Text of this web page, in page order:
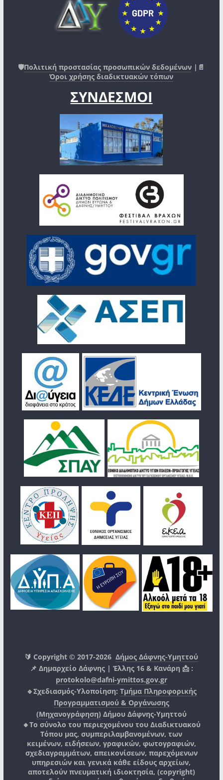
🛡️Πολιτική προστασίας προσωπικών δεδομένων |📄
Όροι χρήσης διαδικτυακών τόπων
ΣΥΝΔΕΣΜΟΙ
🔰 Copyright © 2017-2026Δήμος Δάφνης-Υμηττού
📌 Δημαρχείο Δάφνης | Έλλης 16 & Κανάρη 📩 :
protokolo@dafni-ymittos.gov.gr
🔹Σχεδιασμός-Υλοποίηση: Τμήμα Πληροφορικής
Προγραμματισμού & Οργάνωσης
(Μηχανογράφηση) Δήμου Δάφνης-Υμηττού
🔸Το σύνολο του περιεχομένου του Διαδικτυακού
Τόπου μας, συμπεριλαμβανομένων, των
κειμένων, ειδήσεων, γραφικών, φωτογραφιών,
σχεδιαγραμμάτων, απεικονίσεων, παρεχόμενων
υπηρεσιών και γενικά κάθε είδους αρχείων,
αποτελούν πνευματική ιδιοκτησία, (copyright)